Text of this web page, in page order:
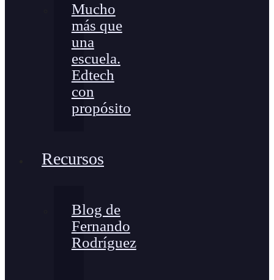
Mucho
más que
una
escuela.
Edtech
con
propósito
Recursos
Blog de
Fernando
Rodríguez